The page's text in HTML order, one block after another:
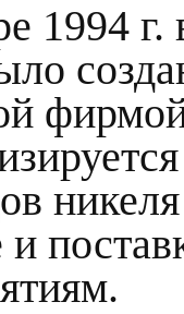
1994